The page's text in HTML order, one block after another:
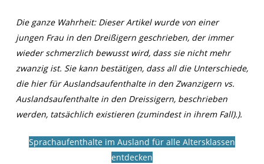
Die ganze Wahrheit: Dieser Artikel wurde von einer
jungen Frau in den Dreißigern geschrieben, der immer
wieder schmerzlich bewusst wird, dass sie nicht mehr
zwanzig ist. Sie kann bestätigen, dass all die Unterschiede,
die hier für Auslandsaufenthalte in den Zwanzigern vs.
Auslandsaufenthalte in den Dreissigern, beschrieben
werden, tatsächlich existieren (zumindest in ihrem Fall).).
Sprachaufenthalte im Ausland für alle Altersklassen
entdecken